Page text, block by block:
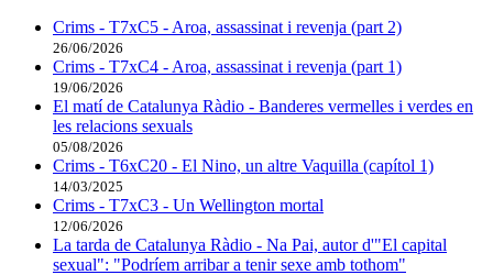
Crims - T7xC5 - Aroa, assassinat i revenja (part 2)
26/06/2026
Crims - T7xC4 - Aroa, assassinat i revenja (part 1)
19/06/2026
El matí de Catalunya Ràdio - Banderes vermelles i verdes en
les relacions sexuals
05/08/2026
Crims - T6xC20 - El Nino, un altre Vaquilla (capítol 1)
14/03/2025
Crims - T7xC3 - Un Wellington mortal
12/06/2026
La tarda de Catalunya Ràdio - Na Pai, autor d'"El capital
sexual": "Podríem arribar a tenir sexe amb tothom"